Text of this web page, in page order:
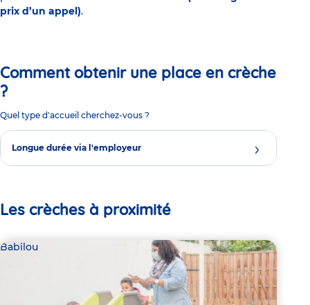
prix d’un appel).
Comment obtenir une place en crèche
?
Quel type d'accueil cherchez-vous ?
Longue durée via l'employeur
Les crèches à proximité
Babilou